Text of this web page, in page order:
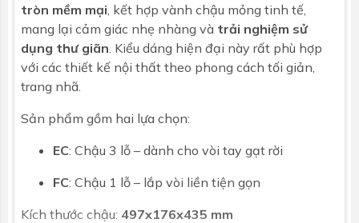
tròn mềm mại , kết hợp vành chậu mỏng tinh tế,
mang lại cảm giác nhẹ nhàng và trải nghiệm sử
dụng thư giãn . Kiểu dáng hiện đại này rất phù hợp
với các thiết kế nội thất theo phong cách tối giản,
trang nhã.
Sản phẩm gồm hai lựa chọn:
EC: Chậu 3 lỗ – dành cho vòi tay gạt rời
FC: Chậu 1 lỗ – lắp vòi liền tiện gọn
Kích thước chậu: 497x176x435 mm